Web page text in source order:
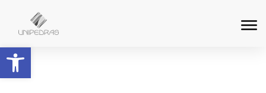
Barra de Ferramentas Aberta